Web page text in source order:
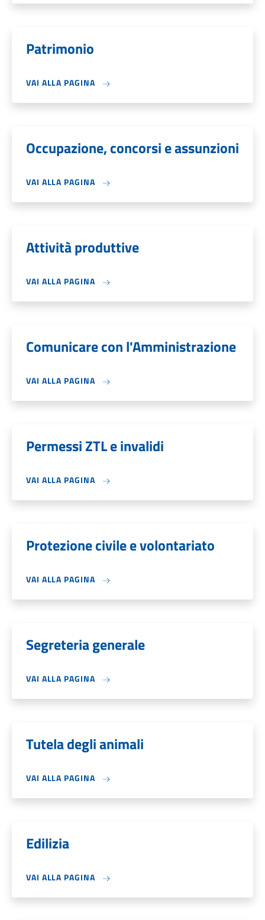
Patrimonio
VAI ALLA PAGINA
Occupazione, concorsi e assunzioni
VAI ALLA PAGINA
Attività produttive
VAI ALLA PAGINA
Comunicare con l'Amministrazione
VAI ALLA PAGINA
Permessi ZTL e invalidi
VAI ALLA PAGINA
Protezione civile e volontariato
VAI ALLA PAGINA
Segreteria generale
VAI ALLA PAGINA
Tutela degli animali
VAI ALLA PAGINA
Edilizia
VAI ALLA PAGINA